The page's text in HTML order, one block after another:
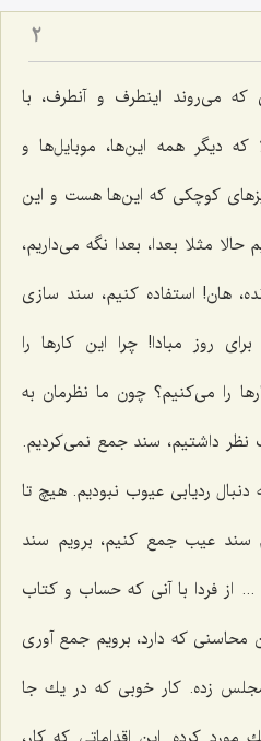
2
می‌روند اینطرف و آنطرف، با
دیگر همه این‌ها، موبایل‌ها و
كوچكی كه این‌ها هست و این
مثلا بعدا، بعدا نگه می‌داریم،
هان! استفاده كنیم، سند سازی
روز مبادا! چرا این كارها را
را می‌كنیم؟ چون ما نظرمان به
داشتیم، سند جمع نمی‌كردیم.
دنبال ردیابی عیوب نبودیم. هیچ تا
سند عیب جمع كنیم، برویم سند
از فردا با آنی كه حساب و كتاب
محاسنی كه دارد، برویم جمع آوری
زده. كار خوبی كه در یك جا